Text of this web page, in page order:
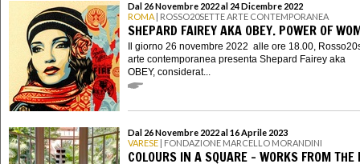
Dal 26 Novembre 2022 al 24 Dicembre 2022
ROMA | ROSSO20SETTE ARTE CONTEMPORANEA
SHEPARD FAIREY AKA OBEY. POWER OF
Il giorno 26 novembre 2022 alle ore 18.00,
arte contemporanea presenta Shepard Fairey aka
OBEY, considerat...
Dal 26 Novembre 2022 al 16 Aprile 2023
VARESE | FONDAZIONE MARCELLO MORANDINI
COLOURS IN A SQUARE - WORKS FROM THE